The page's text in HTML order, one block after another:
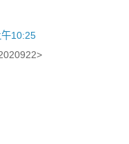
10:25